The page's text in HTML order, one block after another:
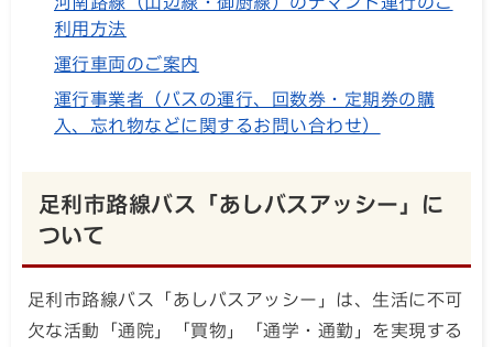
利用方法
運行車両のご案内
運行事業者（バスの運行、回数券・定期券の購
入、忘れ物などに関するお問い合わせ）
足利市路線バス「あしバスアッシー」に
ついて
足利市路線バス「あしバスアッシー」は、生活に不可
欠な活動「通院」「買物」「通学・通勤」を実現する